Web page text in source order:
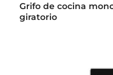
Grifo de cocina
giratorio